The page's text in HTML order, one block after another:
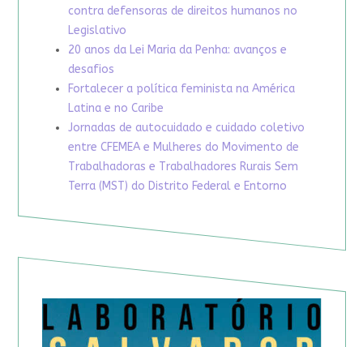
contra defensoras de direitos humanos no
Legislativo
20 anos da Lei Maria da Penha: avanços e
desafios
Fortalecer a política feminista na América
Latina e no Caribe
Jornadas de autocuidado e cuidado coletivo
entre CFEMEA e Mulheres do Movimento de
Trabalhadoras e Trabalhadores Rurais Sem
Terra (MST) do Distrito Federal e Entorno